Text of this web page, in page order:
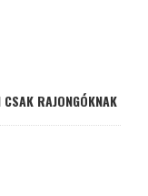
RAJONGÓKNAK